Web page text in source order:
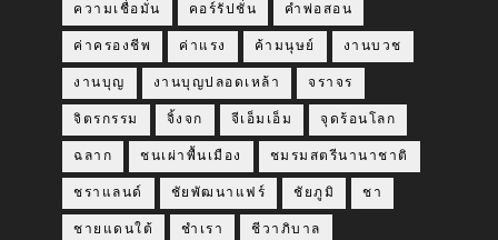
ความเชื่อมั่น คอร์รัปชั่น คำพ่อสอน
ค่าครองชีพ ค่าแรง ค้ามนุษย์ งานบวช
งานบุญ งานบุญปลอดเหล้า จราจร
จิตรกรรม จิ้งจก จีเอ็มเอ็ม จุดร้อนโลก
ฉลาก ชนเผ่าพื้นเมือง ชมรมสตรีนานาชาติ
ชราแลนด์ ชัยพัฒนาแฟร์ ชัยภูมิ ชา
ชายแดนใต้ ชำเรา ชีวาภิบาล